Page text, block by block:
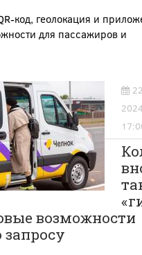
код, геолокация и
для пассажиров и
возможности
запросу